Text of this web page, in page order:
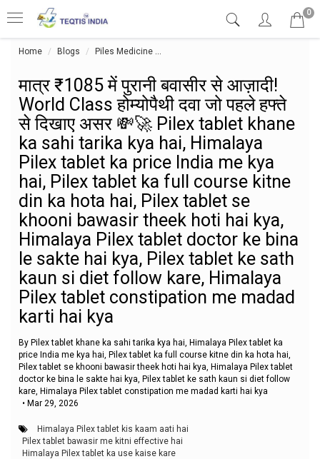
0
Home Blogs Piles Medicine
मात्र ₹1085 में पुरानी बवासीर से आज़ादी!
World Class होम्योपैथी दवा जो पहले हफ्ते
से दिखाए असर 💸🚀 Pilex tablet khane
ka sahi tarika kya hai, Himalaya
Pilex tablet ka price India me kya
hai, Pilex tablet ka full course kitne
din ka hota hai, Pilex tablet se
khooni bawasir theek hoti hai kya,
Himalaya Pilex tablet doctor ke bina
le sakte hai kya, Pilex tablet ke sath
kaun si diet follow kare, Himalaya
Pilex tablet constipation me madad
karti hai kya
By Pilex tablet khane ka sahi tarika kya hai, Himalaya Pilex tablet ka
price India me kya hai, Pilex tablet ka full course kitne din ka hota hai,
Pilex tablet se khooni bawasir theek hoti hai kya, Himalaya Pilex tablet
doctor ke bina le sakte hai kya, Pilex tablet ke sath kaun si diet follow
kare, Himalaya Pilex tablet constipation me madad karti hai kya
• Mar 29, 2026
Himalaya Pilex tablet kis kaam aati hai
Pilex tablet bawasir me kitni effective hai
Himalaya Pilex tablet ka use kaise kare